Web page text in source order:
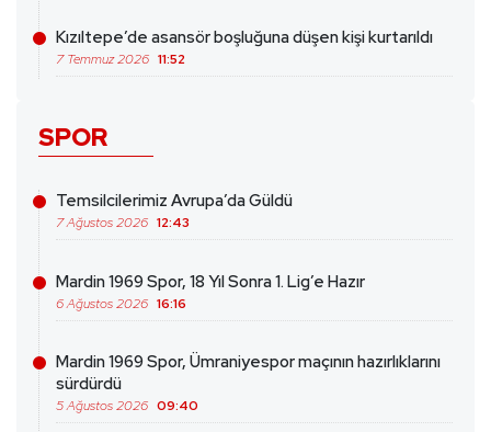
Kızıltepe’de asansör boşluğuna düşen kişi kurtarıldı
7 Temmuz 2026 11:52
SPOR
Temsilcilerimiz Avrupa’da Güldü
7 Ağustos 2026 12:43
Mardin 1969 Spor, 18 Yıl Sonra 1. Lig’e Hazır
6 Ağustos 2026 16:16
Mardin 1969 Spor, Ümraniyespor maçının hazırlıklarını
sürdürdü
5 Ağustos 2026 09:40